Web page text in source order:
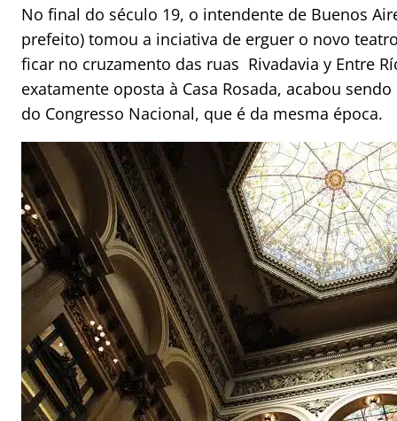
No final do século 19, o intendente de Buenos
prefeito) tomou a inciativa de erguer o novo
ficar no cruzamento das ruas Rivadavia y Entre
exatamente oposta à Casa Rosada, acabou
do Congresso Nacional, que é da mesma época.